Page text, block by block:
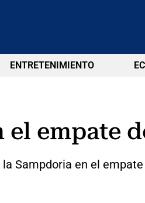
ENTRETENIMIENTO
empate
Sampdoria en el